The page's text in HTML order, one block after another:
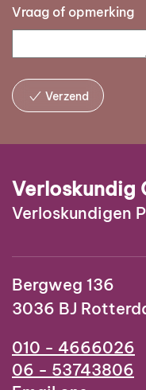
Vraag of opmerking
Verzend
Verloskundig
Verloskundigen
Bergweg 136
3036 BJ
010 - 4666026
06 - 53743806